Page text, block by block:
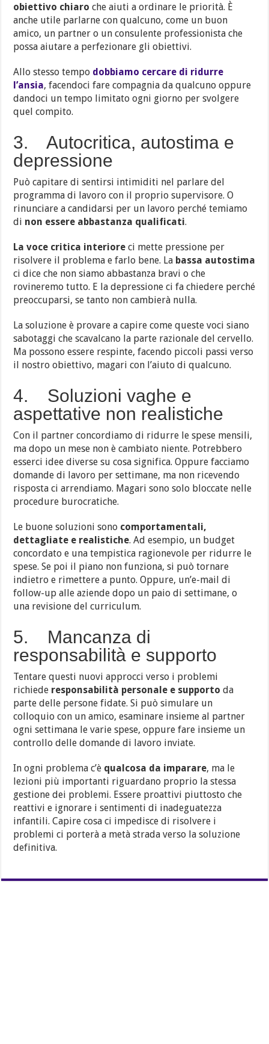
obiettivo chiaro che aiuti a ordinare le priorità. È
anche utile parlarne con qualcuno, come un buon
amico, un partner o un consulente professionista che
possa aiutare a perfezionare gli obiettivi.
Allo stesso tempo dobbiamo cercare di ridurre
l’ansia, facendoci fare compagnia da qualcuno oppure
dandoci un tempo limitato ogni giorno per svolgere
quel compito.
3. Autocritica, autostima e
depressione
Può capitare di sentirsi intimiditi nel parlare del
programma di lavoro con il proprio supervisore. O
rinunciare a candidarsi per un lavoro perché temiamo
di non essere abbastanza qualificati.
La voce critica interiore ci mette pressione per
risolvere il problema e farlo bene. La bassa autostima
ci dice che non siamo abbastanza bravi o che
rovineremo tutto. E la depressione ci fa chiedere perché
preoccuparsi, se tanto non cambierà nulla.
La soluzione è provare a capire come queste voci siano
sabotaggi che scavalcano la parte razionale del cervello.
Ma possono essere respinte, facendo piccoli passi verso
il nostro obiettivo, magari con l’aiuto di qualcuno.
4. Soluzioni vaghe e
aspettative non realistiche
Con il partner concordiamo di ridurre le spese mensili,
ma dopo un mese non è cambiato niente. Potrebbero
esserci idee diverse su cosa significa. Oppure facciamo
domande di lavoro per settimane, ma non ricevendo
risposta ci arrendiamo. Magari sono solo bloccate nelle
procedure burocratiche.
Le buone soluzioni sono comportamentali,
dettagliate e realistiche. Ad esempio, un budget
concordato e una tempistica ragionevole per ridurre le
spese. Se poi il piano non funziona, si può tornare
indietro e rimettere a punto. Oppure, un’e-mail di
follow-up alle aziende dopo un paio di settimane, o
una revisione del curriculum.
5. Mancanza di
responsabilità e supporto
Tentare questi nuovi approcci verso i problemi
richiede responsabilità personale e supporto da
parte delle persone fidate. Si può simulare un
colloquio con un amico, esaminare insieme al partner
ogni settimana le varie spese, oppure fare insieme un
controllo delle domande di lavoro inviate.
In ogni problema c’è qualcosa da imparare, ma le
lezioni più importanti riguardano proprio la stessa
gestione dei problemi. Essere proattivi piuttosto che
reattivi e ignorare i sentimenti di inadeguatezza
infantili. Capire cosa ci impedisce di risolvere i
problemi ci porterà a metà strada verso la soluzione
definitiva.